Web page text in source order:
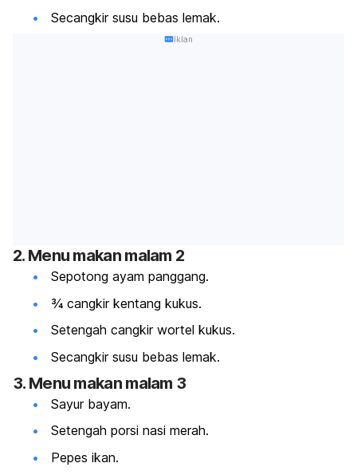
Secangkir susu bebas lemak.
Iklan
2. Menu makan malam 2
Sepotong ayam panggang.
¾ cangkir kentang kukus.
Setengah cangkir wortel kukus.
Secangkir susu bebas lemak.
3. Menu makan malam 3
Sayur bayam.
Setengah porsi nasi merah.
Pepes ikan.